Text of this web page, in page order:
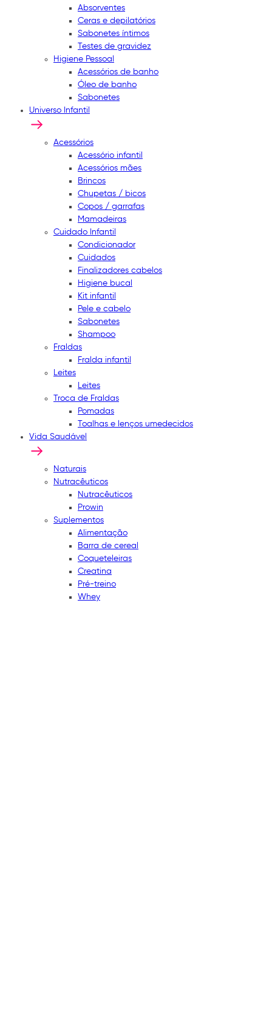
Absorventes
Ceras e depilatórios
Sabonetes íntimos
Testes de gravidez
Higiene Pessoal
Acessórios de banho
Óleo de banho
Sabonetes
Universo Infantil
Acessórios
Acessório infantil
Acessórios mães
Brincos
Chupetas / bicos
Copos / garrafas
Mamadeiras
Cuidado Infantil
Condicionador
Cuidados
Finalizadores cabelos
Higiene bucal
Kit infantil
Pele e cabelo
Sabonetes
Shampoo
Fraldas
Fralda infantil
Leites
Leites
Troca de Fraldas
Pomadas
Toalhas e lenços umedecidos
Vida Saudável
Naturais
Nutracêuticos
Nutracêuticos
Prowin
Suplementos
Alimentação
Barra de cereal
Coqueteleiras
Creatina
Pré-treino
Whey